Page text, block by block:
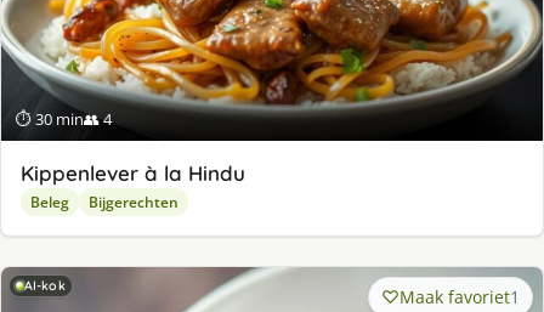
⏱ 30 min👥 4
Kippenlever à la Hindu
Beleg Bijgerechten
AI-kok Maak favoriet1